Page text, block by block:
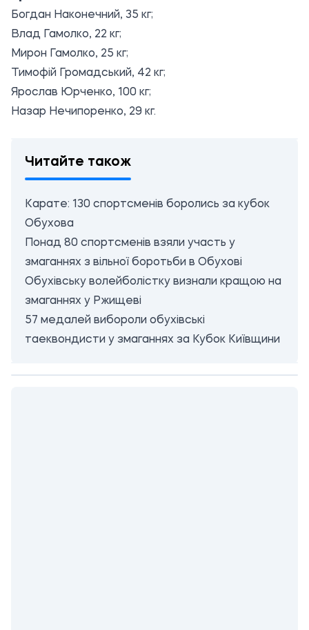
Богдан Наконечний, 35 кг;
Влад Гамолко, 22 кг;
Мирон Гамолко, 25 кг;
Тимофій Громадський, 42 кг;
Ярослав Юрченко, 100 кг;
Назар Нечипоренко, 29 кг.
Читайте також
Карате: 130 спортсменів боролись за кубок
Обухова
Понад 80 спортсменів взяли участь у
змаганнях з вільної боротьби в Обухові
Обухівську волейболістку визнали кращою на
змаганнях у Ржищеві
57 медалей вибороли обухівські
таеквондисти у змаганнях за Кубок Київщини